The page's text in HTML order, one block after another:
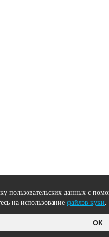
пользовательских данных с
на использование файлов куки.
ОК